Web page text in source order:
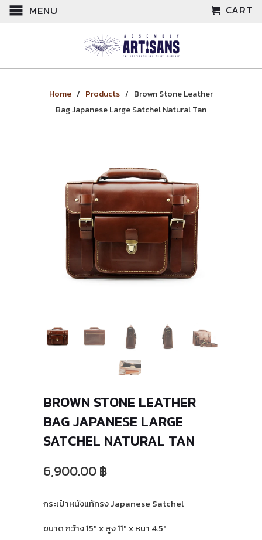
MENU CART
Home / Products / Brown Stone Leather
Bag Japanese Large Satchel Natural Tan
BROWN STONE LEATHER
BAG JAPANESE LARGE
SATCHEL NATURAL TAN
6,900.00 ฿
กระเป๋าหนังแท้ทรง Japanese Satchel
ขนาด กว้าง 15" x สูง 11" x หนา 4.5"